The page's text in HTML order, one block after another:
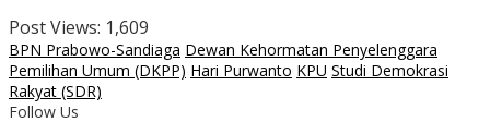
Post Views: 1,609
BPN Prabowo-Sandiaga Dewan Kehormatan Penyelenggara
Pemilihan Umum (DKPP) Hari Purwanto KPU Studi Demokrasi
Rakyat (SDR)
Follow Us